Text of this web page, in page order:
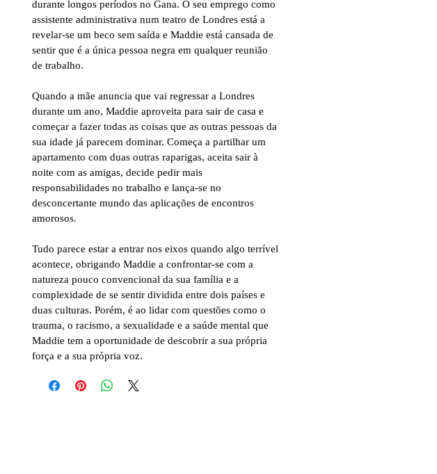
durante longos períodos no Gana. O seu emprego como
assistente administrativa num teatro de Londres está a
revelar-se um beco sem saída e Maddie está cansada de
sentir que é a única pessoa negra em qualquer reunião
de trabalho.
Quando a mãe anuncia que vai regressar a Londres
durante um ano, Maddie aproveita para sair de casa e
começar a fazer todas as coisas que as outras pessoas da
sua idade já parecem dominar. Começa a partilhar um
apartamento com duas outras raparigas, aceita sair à
noite com as amigas, decide pedir mais
responsabilidades no trabalho e lança-se no
desconcertante mundo das aplicações de encontros
amorosos.
Tudo parece estar a entrar nos eixos quando algo terrível
acontece, obrigando Maddie a confrontar-se com a
natureza pouco convencional da sua família e a
complexidade de se sentir dividida entre dois países e
duas culturas. Porém, é ao lidar com questões como o
trauma, o racismo, a sexualidade e a saúde mental que
Maddie tem a oportunidade de descobrir a sua própria
força e a sua própria voz.